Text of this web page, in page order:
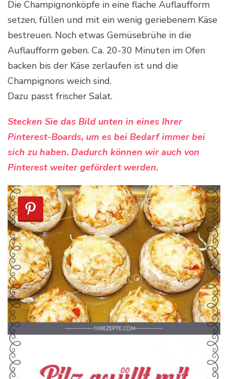
Die Champignonköpfe in eine flache Auflaufform
setzen, füllen und mit ein wenig geriebenem Käse
bestreuen. Noch etwas Gemüsebrühe in die
Auflaufform geben. Ca. 20-30 Minuten im Ofen
backen bis der Käse zerlaufen ist und die
Champignons weich sind.
Dazu passt frischer Salat.
Stecken Sie das Bild unten in eines Ihrer
Pinterest-Boards, um es bei Bedarf immer bei
sich zu haben. Dadurch können wir auch von
Pinterest weiter gefördert werden.